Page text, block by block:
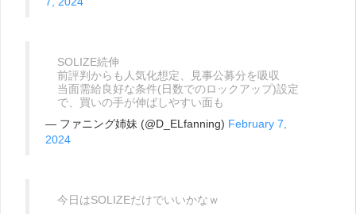
SOLIZE続伸
前評判からも人気化想定、見事公募分を吸収
当面需給良好な条件(日数でのロックアップ)設定
で、買いの手が伸ばしやすい面も
— ファニング姉妹 (@D_ELfanning) February 7,
2024
今日はSOLIZEだけでいいかなｗ